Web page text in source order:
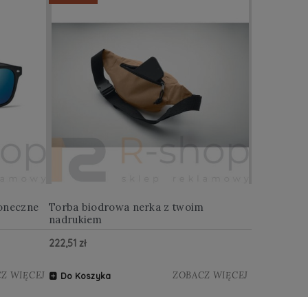
WIĘCEJ
Torba biodrowa nerka z twoim
nadrukiem
222,51 zł
Do Koszyka ZOBACZ WIĘCEJ